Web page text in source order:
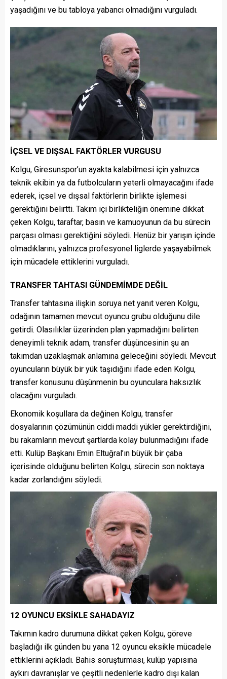
yaşadığını ve bu tabloya yabancı olmadığını vurguladı.
İÇSEL VE DIŞSAL FAKTÖRLER VURGUSU
Kolgu, Giresunspor’un ayakta kalabilmesi için yalnızca
teknik ekibin ya da futbolcuların yeterli olmayacağını ifade
ederek, içsel ve dışsal faktörlerin birlikte işlemesi
gerektiğini belirtti. Takım içi birlikteliğin önemine dikkat
çeken Kolgu, taraftar, basın ve kamuoyunun da bu sürecin
parçası olması gerektiğini söyledi. Henüz bir yarışın içinde
olmadıklarını, yalnızca profesyonel liglerde yaşayabilmek
için mücadele ettiklerini vurguladı.
TRANSFER TAHTASI GÜNDEMİMDE DEĞİL
Transfer tahtasına ilişkin soruya net yanıt veren Kolgu,
odağının tamamen mevcut oyuncu grubu olduğunu dile
getirdi. Olasılıklar üzerinden plan yapmadığını belirten
deneyimli teknik adam, transfer düşüncesinin şu an
takımdan uzaklaşmak anlamına geleceğini söyledi. Mevcut
oyuncuların büyük bir yük taşıdığını ifade eden Kolgu,
transfer konusunu düşünmenin bu oyunculara haksızlık
olacağını vurguladı.
Ekonomik koşullara da değinen Kolgu, transfer
dosyalarının çözümünün ciddi maddi yükler gerektirdiğini,
bu rakamların mevcut şartlarda kolay bulunmadığını ifade
etti. Kulüp Başkanı Emin Eltuğral’ın büyük bir çaba
içerisinde olduğunu belirten Kolgu, sürecin son noktaya
kadar zorlandığını söyledi.
12 OYUNCU EKSİKLE SAHADAYIZ
Takımın kadro durumuna dikkat çeken Kolgu, göreve
başladığı ilk günden bu yana 12 oyuncu eksikle mücadele
ettiklerini açıkladı. Bahis soruşturması, kulüp yapısına
aykırı davranışlar ve çeşitli nedenlerle kadro dışı kalan